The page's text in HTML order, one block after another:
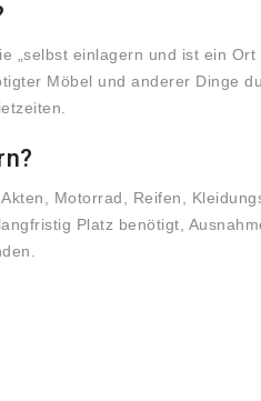
„selbst einlagern und ist ein Ort
Möbel und anderer Dinge
Motorrad, Reifen,
Platz benötigt,